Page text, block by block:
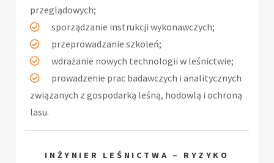
przeglądowych;
sporządzanie instrukcji wykonawczych;
przeprowadzanie szkoleń;
wdrażanie nowych technologii w leśnictwie;
prowadzenie prac badawczych i analitycznych
związanych z gospodarką leśną, hodowlą i ochroną
lasu.
INŻYNIER LEŚNICTWA – RYZYKO